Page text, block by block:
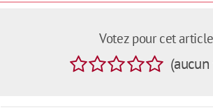
Votez pour cet article
(aucun